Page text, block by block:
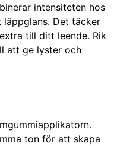
intensiteten hos
Det täcker
till ditt leende. Rik
att ge lyster och
ton för att skapa